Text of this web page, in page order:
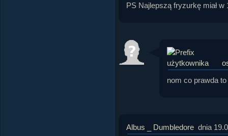
PS Najlepszą fryzurkę miał
nom co prawda
Albus _ Dumbledore dnia